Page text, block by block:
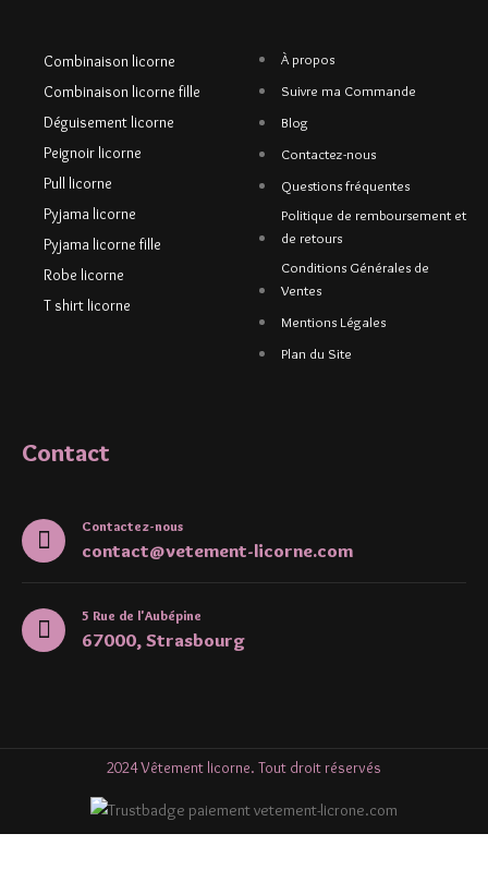
Combinaison licorne
Combinaison licorne fille
Déguisement licorne
Peignoir licorne
Pull licorne
Pyjama licorne
Pyjama licorne fille
Robe licorne
T shirt licorne
À propos
Suivre ma Commande
Blog
Contactez-nous
Questions fréquentes
Politique de remboursement et
de retours
Conditions Générales de
Ventes
Mentions Légales
Plan du Site
Contact
Contactez-nous
contact@vetement-licorne.com
5 Rue de l'Aubépine
67000, Strasbourg
2024 Vêtement licorne. Tout droit réservés